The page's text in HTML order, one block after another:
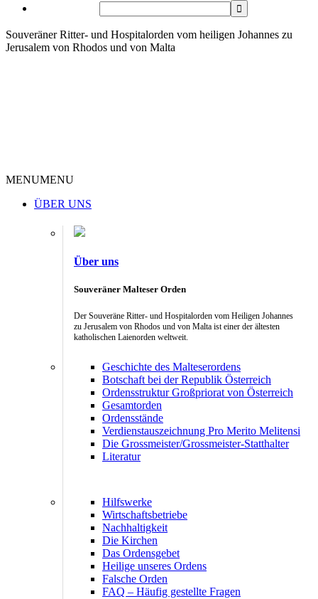
Souveräner Ritter- und Hospitalorden vom heiligen Johannes zu
Jerusalem von Rhodos und von Malta
MENUMENU
ÜBER UNS
Über uns
Souveräner Malteser Orden
Der Souveräne Ritter- und Hospitalorden vom Heiligen Johannes
zu Jerusalem von Rhodos und von Malta ist einer der ältesten
katholischen Laienorden weltweit.
Geschichte des Malteserordens
Botschaft bei der Republik Österreich
Ordensstruktur Großpriorat von Österreich
Gesamtorden
Ordensstände
Verdienstauszeichnung Pro Merito Melitensi
Die Grossmeister/Grossmeister-Statthalter
Literatur
Hilfswerke
Wirtschaftsbetriebe
Nachhaltigkeit
Die Kirchen
Das Ordensgebet
Heilige unseres Ordens
Falsche Orden
FAQ – Häufig gestellte Fragen